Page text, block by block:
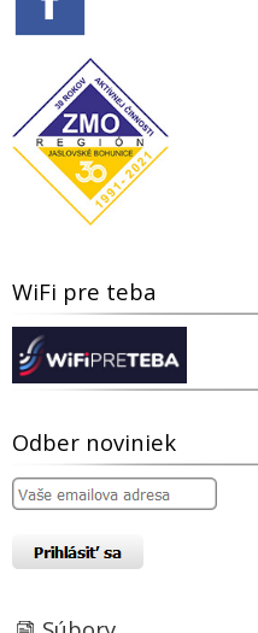
WiFi pre teba
Odber noviniek